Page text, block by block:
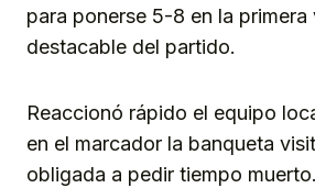
para ponerse 5-8 en la primera
destacable del partido.
Reaccionó rápido el equipo
en el marcador la banqueta
obligada a pedir tiempo